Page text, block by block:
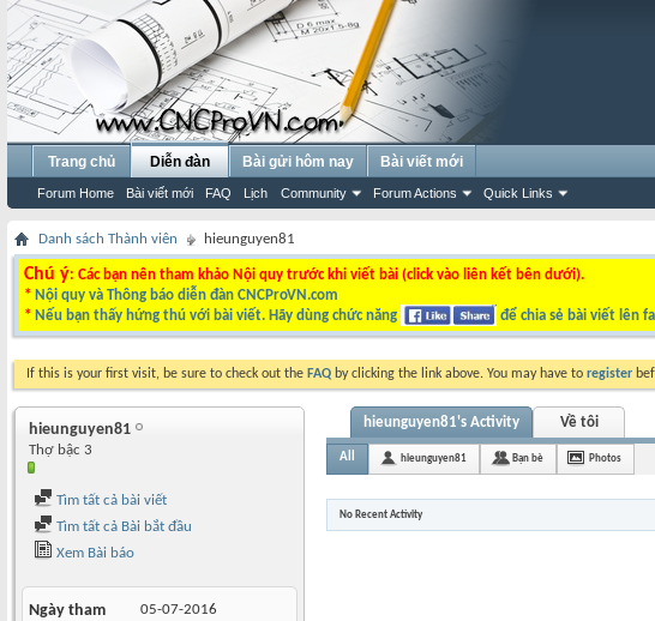
Trang chủ Diễn đàn
Forum Home Bài viết mới FAQ Lịch Community Forum Actions Quick Links
Bài gửi hôm nay Bài viết mới
Danh sách Thành viên hieunguyen81
Chú ý: Các bạn nên tham khảo Nội quy trước khi viết bài (click vào liên kết bên dưới).
* Nội quy và Thông báo diễn đàn CNCProVN.com
* Nếu bạn thấy hứng thú với bài viết. Hãy dùng chức năng để chia sẻ bài viết lên
If this is your first visit, be sure to check out the FAQ by clicking the link above. You may have to register
hieunguyen81
Thợ bậc 3
Tìm tất cả bài viết
Tìm tất cả Bài bắt đầu
Xem Bài báo
Ngày tham
05-07-2016
hieunguyen81's Activity Về tôi
All hieunguyen81 Bạn bè Photos
No Recent Activity